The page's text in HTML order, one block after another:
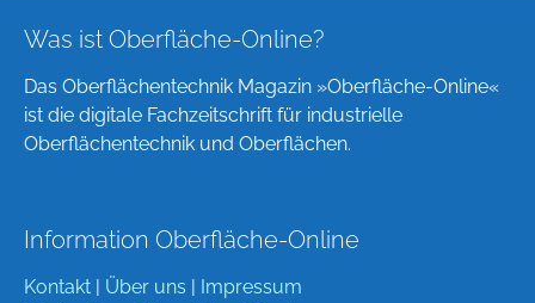
Was ist Oberfläche-Online?
Das Oberflächentechnik Magazin »Oberfläche-Online«
ist die digitale Fachzeitschrift für industrielle
Oberflächentechnik und Oberflächen.
Information Oberfläche-Online
Kontakt Über uns
Impressum